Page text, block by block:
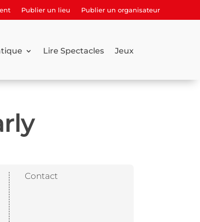
Publier un lieu Publier un organisateur
Lire Spectacles Jeux
Contact